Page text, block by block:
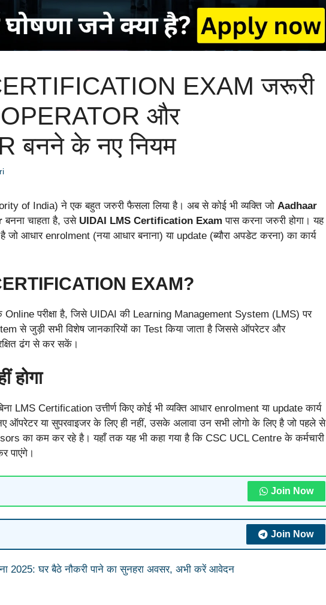
EXAM जरूरी
और
बनने के नए नियम
of India) ने एक बहुत जरुरी फैसला लिया है। अब से कोई भी व्यक्ति जो Aadhaar
बनना चाहता है, उसे UIDAI LMS Certification Exam पास करना जरुरी होगा। यह
जो आधार enrolment (नया आधार बनाना) या update (ब्यौरा अपडेट करना) का कार्य
EXAM?
परीक्षा है, जिसे UIDAI की Learning Management System (LMS) पर
से जुड़ी सभी विशेष जानकारियों का Test किया जाता है जिससे ऑपरेटर और
ढंग से कर सकें।
होगा
LMS Certification उत्तीर्ण किए कोई भी व्यक्ति आधार enrolment या update कार्य
ऑपरेटर या सुपरवाइजर के लिए ही नहीं, उसके अलावा उन सभी लोगो के लिए है जो पहले से
का कम कर रहे है। यहाँ तक यह भी कहा गया है कि CSC UCL Centre के कर्मचारी
पाएंगे।
Join Now
Join Now
2025: घर बैठे नौकरी पाने का सुनहरा अवसर, अभी करें आवेदन